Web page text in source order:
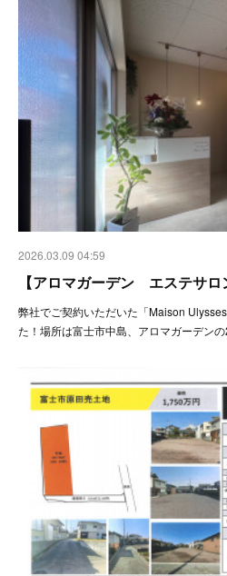
2026.03.09 04:59
【アロマガーデン エステサロ
弊社でご契約いただいた「Maison
た！場所は富士市中島、アロマガーデン